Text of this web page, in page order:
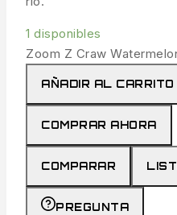
1 disponibles
Zoom Z Craw
AÑADIR AL CARRITO
COMPRAR AHORA
COMPARAR
PREGUNTA